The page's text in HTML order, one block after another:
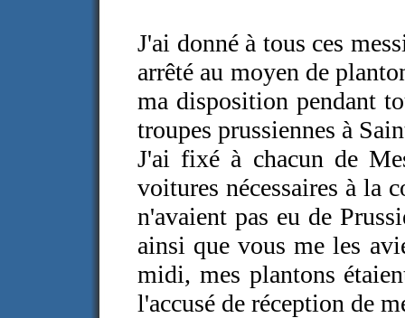
J'ai donné à tous ces
arrêté au moyen de
ma disposition pendant
troupes prussiennes à
J'ai fixé à chacun de
voitures nécessaires à la
n'avaient pas eu de
ainsi que vous me les
midi, mes plantons
l'accusé de réception de